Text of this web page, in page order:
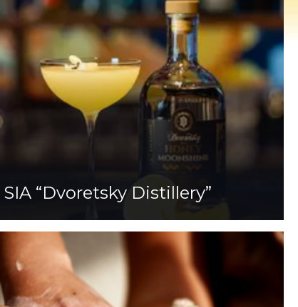
SIA “Dvoretsky Distillery”